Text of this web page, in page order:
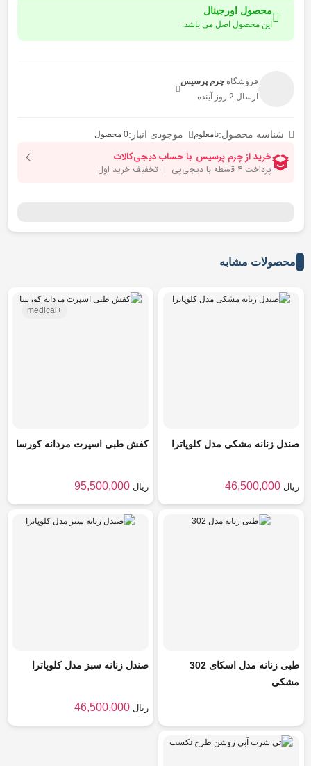
محصول اورجینال
این محصول اصل می باشد.
فروشگاهچرم پرسیس
ارسال 2 روز آینده
شناسه محصول:نامعلوم موجودی انبار:0 محصول
محصولات مشابه
صندل زنانه مشکی مدل کلوپاترا
46,500,000 ریال
+medical
کفش طبی اسپرت مردانه کورسا
95,500,000 ریال
طبی زنانه مدل اسکای 302
مشکی
صندل زنانه سبز مدل کلوپاترا
46,500,000 ریال